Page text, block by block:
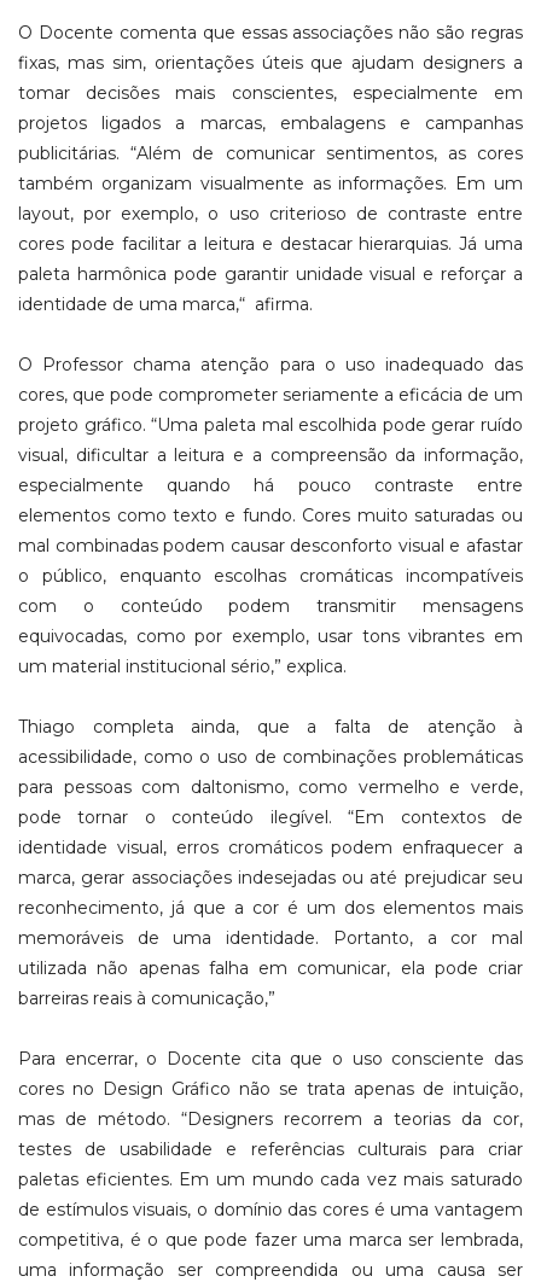
O Docente comenta que essas associações não são regras
fixas, mas sim, orientações úteis que ajudam designers a
tomar decisões mais conscientes, especialmente em
projetos ligados a marcas, embalagens e campanhas
publicitárias. “Além de comunicar sentimentos, as cores
também organizam visualmente as informações. Em um
layout, por exemplo, o uso criterioso de contraste entre
cores pode facilitar a leitura e destacar hierarquias. Já uma
paleta harmônica pode garantir unidade visual e reforçar a
identidade de uma marca,“ afirma.
O Professor chama atenção para o uso inadequado das
cores, que pode comprometer seriamente a eficácia de um
projeto gráfico. “Uma paleta mal escolhida pode gerar ruído
visual, dificultar a leitura e a compreensão da informação,
especialmente quando há pouco contraste entre
elementos como texto e fundo. Cores muito saturadas ou
mal combinadas podem causar desconforto visual e afastar
o público, enquanto escolhas cromáticas incompatíveis
com o conteúdo podem transmitir mensagens
equivocadas, como por exemplo, usar tons vibrantes em
um material institucional sério,” explica.
Thiago completa ainda, que a falta de atenção à
acessibilidade, como o uso de combinações problemáticas
para pessoas com daltonismo, como vermelho e verde,
pode tornar o conteúdo ilegível. “Em contextos de
identidade visual, erros cromáticos podem enfraquecer a
marca, gerar associações indesejadas ou até prejudicar seu
reconhecimento, já que a cor é um dos elementos mais
memoráveis de uma identidade. Portanto, a cor mal
utilizada não apenas falha em comunicar, ela pode criar
barreiras reais à comunicação,”
Para encerrar, o Docente cita que o uso consciente das
cores no Design Gráfico não se trata apenas de intuição,
mas de método. “Designers recorrem a teorias da cor,
testes de usabilidade e referências culturais para criar
paletas eficientes. Em um mundo cada vez mais saturado
de estímulos visuais, o domínio das cores é uma vantagem
competitiva, é o que pode fazer uma marca ser lembrada,
uma informação ser compreendida ou uma causa ser